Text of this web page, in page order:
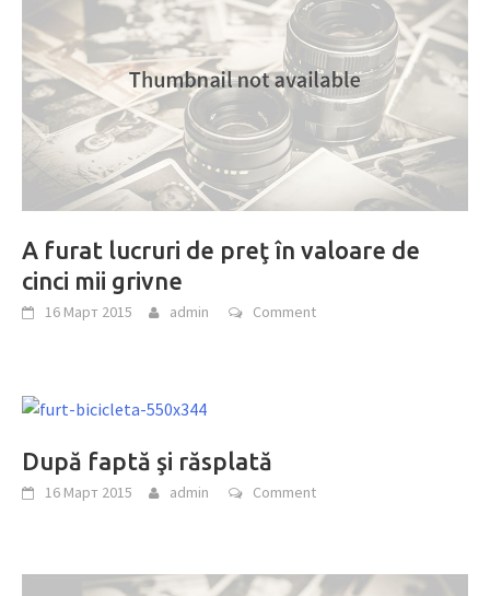
A furat lucruri de preţ în valoare de
cinci mii grivne
16 Март 2015 admin Comment
După faptă şi răsplată
16 Март 2015 admin Comment